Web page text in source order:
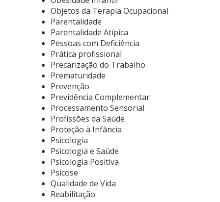
Objetos da Terapia Ocupacional
Parentalidade
Parentalidade Atípica
Pessoas com Deficiência
Prática profissional
Precarização do Trabalho
Prematuridade
Prevenção
Previdência Complementar
Processamento Sensorial
Profissões da Saúde
Proteção à Infância
Psicologia
Psicologia e Saúde
Psicologia Positiva
Psicose
Qualidade de Vida
Reabilitação